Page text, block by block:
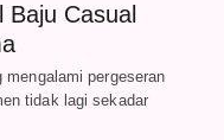
Baju Casual
pergeseran
tidak lagi sekadar